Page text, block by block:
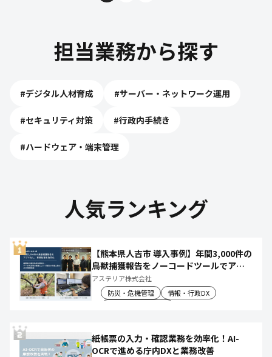
担当業務から探す
#デジタル人材育成 #サーバー・ネットワーク運用
#セキュリティ対策 #行政内手続き
#ハードウェア・端末管理
人気ランキング
【熊本県人吉市 導入事例】年間3,000件の
鳥獣捕獲報告をノーコードツールでアプ
リ化し、月50時間の庁内作業を削減
アステリア株式会社
防災・危機管理
情報・行政DX
紙帳票の入力・確認業務を効率化！AI-
OCRで進める庁内DXと業務改善